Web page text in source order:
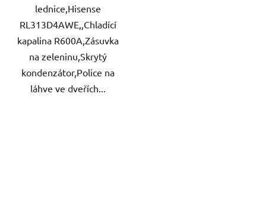
lednice,Hisense
RL313D4AWE,,Chladící
kapalina R600A,Zásuvka
na zeleninu,Skrytý
kondenzátor,Police na
láhve ve dveřích...